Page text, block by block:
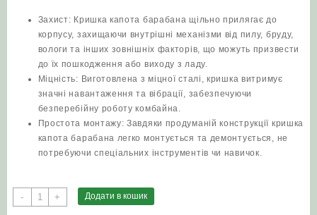
Захист: Кришка капота барабана щільно прилягає до
корпусу, захищаючи внутрішні механізми від пилу, бруду,
вологи та інших зовнішніх факторів, що можуть призвести
до їх пошкодження або виходу з ладу.
Міцність: Виготовлена з міцної сталі, кришка витримує
значні навантаження та вібрації, забезпечуючи
безперебійну роботу комбайна.
Простота монтажу: Завдяки продуманій конструкції кришка
капота барабана легко монтується та демонтується, не
потребуючи спеціальних інструментів чи навичок.
-
Кришка
капота
+ Додати в кошик